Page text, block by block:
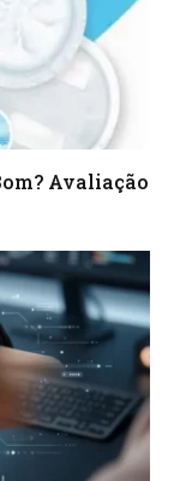
Avaliação